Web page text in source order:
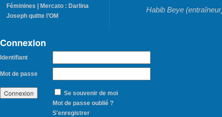
Féminines | Mercato : Darlina
Joseph quitte l’OM
Habib Beye
Connexion
Identifiant
Mot de passe
Se souvenir de moi
Mot de passe oublié ?
S'enregistrer